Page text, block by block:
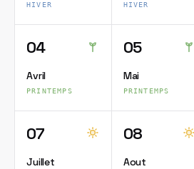
HIVER HIVER
04
Avril
PRINTEMPS
05
Mai
PRINTEMPS
07
Juillet
08
Aout